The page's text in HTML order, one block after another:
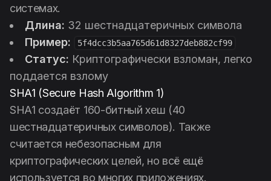
системах.
Длина: 32 шестнадцатеричных символа
Пример:
5f4dcc3b5aa765d61d8327deb882cf99
Статус: Криптографически взломан, легко
поддается взлому
SHA1 (Secure Hash Algorithm 1)
SHA1 создаёт 160-битный хеш (40
шестнадцатеричных символов). Также
считается небезопасным для
криптографических целей, но всё ещё
используется во многих приложениях.